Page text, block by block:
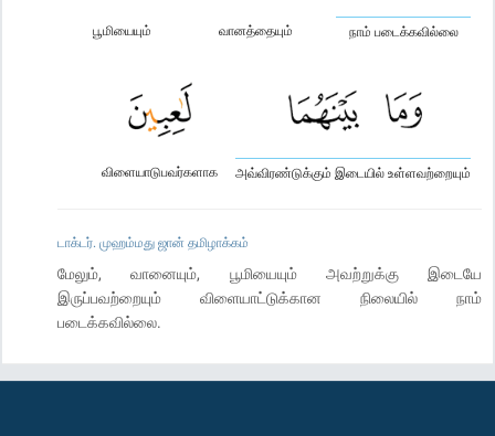
நாம் படைக்கவில்லை
வானத்தையும்
பூமியையும்
அவ்விரண்டுக்கும் இடையில் உள்ளவற்றையும்
விளையாடுபவர்களாக
டாக்டர். முஹம்மது ஜான் தமிழாக்கம்
மேலும், வானையும், பூமியையும் அவற்றுக்கு இடையே
இருப்பவற்றையும் விளையாட்டுக்கான நிலையில் நாம்
படைக்கவில்லை.